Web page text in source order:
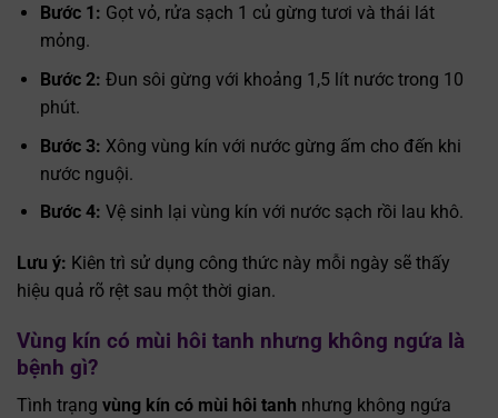
Bước 1: Gọt vỏ, rửa sạch 1 củ gừng tươi và thái lát
mỏng.
Bước 2: Đun sôi gừng với khoảng 1,5 lít nước trong 10
phút.
Bước 3: Xông vùng kín với nước gừng ấm cho đến khi
nước nguội.
Bước 4: Vệ sinh lại vùng kín với nước sạch rồi lau khô.
Lưu ý: Kiên trì sử dụng công thức này mỗi ngày sẽ thấy
hiệu quả rõ rệt sau một thời gian.
Vùng kín có mùi hôi tanh nhưng không ngứa là
bệnh gì?
Tình trạng vùng kín có mùi hôi tanh nhưng không ngứa